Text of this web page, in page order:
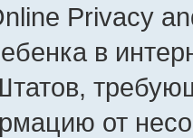
Privacy
в
от